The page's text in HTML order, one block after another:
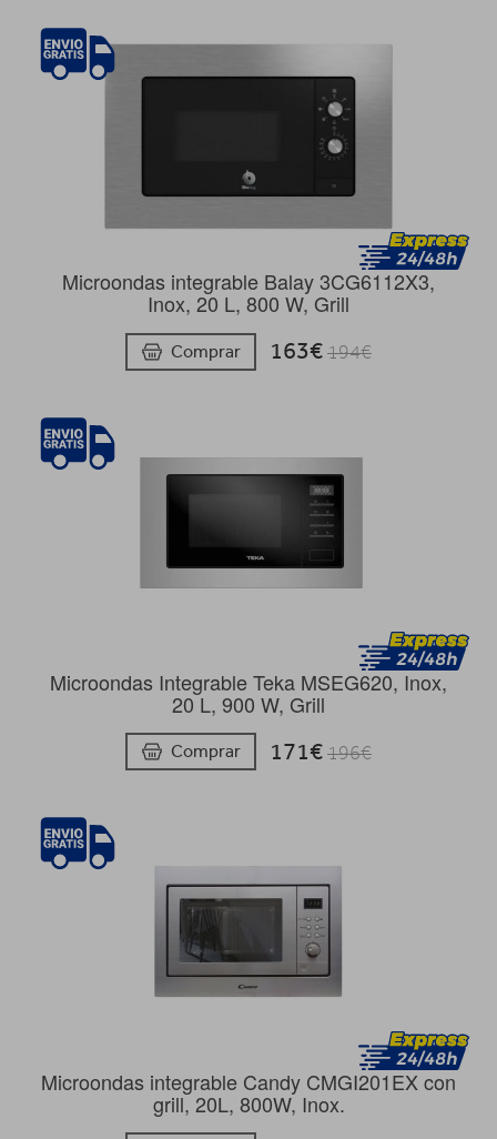
Microondas integrable Balay 3CG6112X3,
Inox, 20 L, 800 W, Grill
Comprar 163€194€
Microondas Integrable Teka MSEG620, Inox,
20 L, 900 W, Grill
Comprar 171€196€
Microondas integrable Candy CMGI201EX con
grill, 20L, 800W, Inox.